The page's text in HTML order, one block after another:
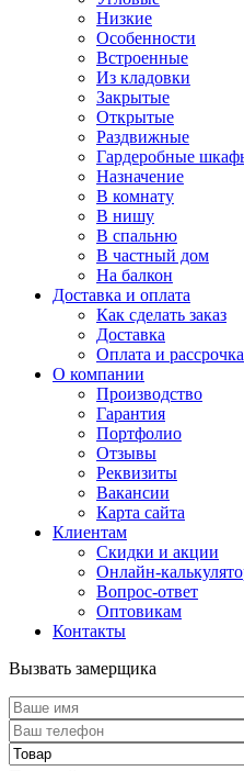
Низкие
Особенности
Встроенные
Из кладовки
Закрытые
Открытые
Раздвижные
Гардеробные
Назначение
В комнату
В нишу
В спальню
В частный дом
На балкон
Доставка и оплата
Как сделать заказ
Доставка
Оплата и рассрочка
О компании
Производство
Гарантия
Портфолио
Отзывы
Реквизиты
Вакансии
Карта сайта
Клиентам
Скидки и акции
Онлайн-
Вопрос-ответ
Оптовикам
Контакты
Вызвать замерщика